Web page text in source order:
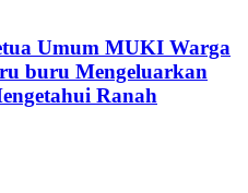
Umum MUKI Warga
buru Mengeluarkan
Ranah